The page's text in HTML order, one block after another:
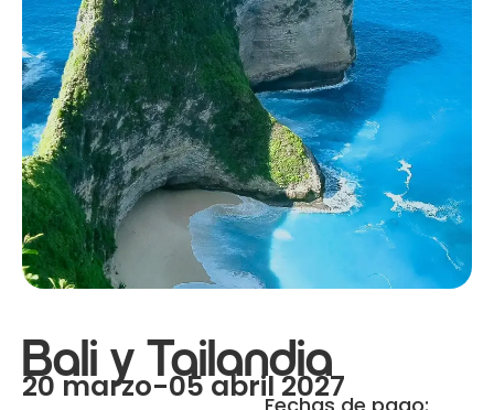
Bali y Tailandia
20 marzo-05 abril 2027